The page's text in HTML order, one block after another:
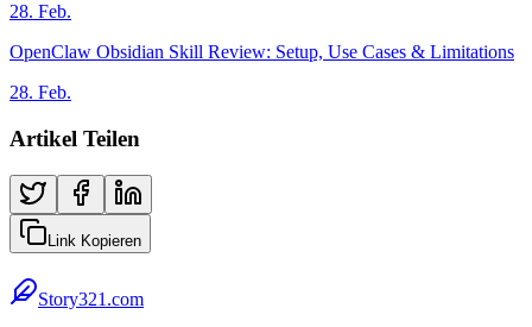
28. Feb.
OpenClaw Obsidian Skill Review: Setup, Use Cases & Limitations
28. Feb.
Artikel Teilen
Link Kopieren
Story321.com